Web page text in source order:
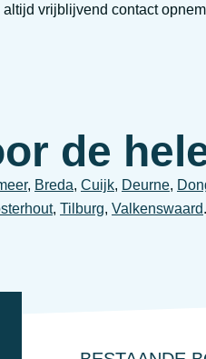
vrijblijvend contact
de
, Breda, Cuijk, Deurne,
, Tilburg, Valkenswaard.